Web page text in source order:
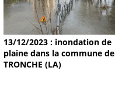
13/12/2023 : inondation de
plaine dans la commune de
TRONCHE (LA)